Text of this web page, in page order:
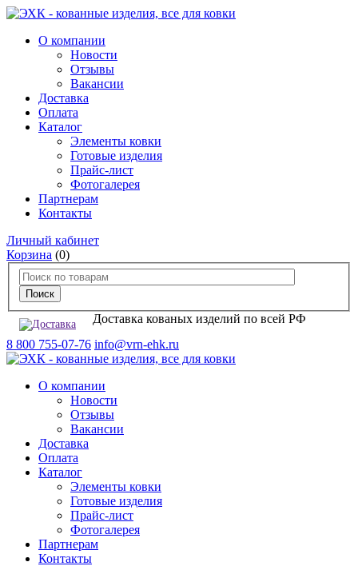
О компании
Новости
Отзывы
Вакансии
Доставка
Оплата
Каталог
Элементы ковки
Готовые изделия
Прайс-лист
Фотогалерея
Партнерам
Контакты
Личный кабинет
Корзина (0)
Доставка кованых изделий по всей РФ
8 800 755-07-76 info@vrn-ehk.ru
О компании
Новости
Отзывы
Вакансии
Доставка
Оплата
Каталог
Элементы ковки
Готовые изделия
Прайс-лист
Фотогалерея
Партнерам
Контакты